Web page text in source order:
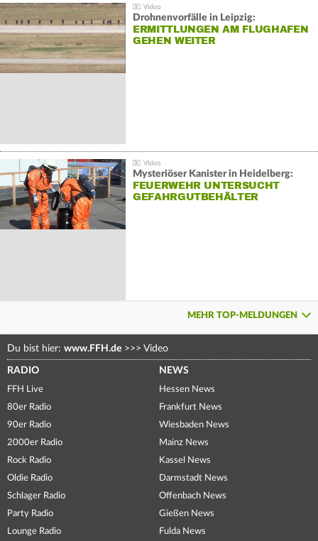
Drohnenvorfälle in Leipzig:
ERMITTLUNGEN AM FLUGHAFEN
GEHEN WEITER
Mysteriöser Kanister in Heidelberg:
FEUERWEHR UNTERSUCHT
GEFAHRGUTBEHÄLTER
MEHR TOP-MELDUNGEN
Du bist hier: www.FFH.de >>> Video
RADIO
FFH Live
80er Radio
90er Radio
2000er Radio
Rock Radio
Oldie Radio
Schlager Radio
Party Radio
Lounge Radio
NEWS
Hessen News
Frankfurt News
Wiesbaden News
Mainz News
Kassel News
Darmstadt News
Offenbach News
Gießen News
Fulda News